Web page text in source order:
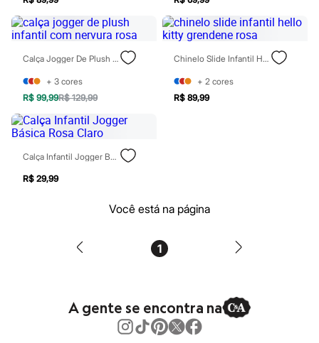
Naruto
Patrulha Canina
Stitch
Beleza
Kits
Perfumes árabes
Novidades
Cabelos
Condicionador
Escovas e Pentes
Finalizadores
Shampoo
Cuidados com o corpo
Cuidados com o rosto
Maquiagens
Calça Jogger De Plush Infantil Com Nervura Rosa
+ 3 cores
R$ 99,99R$ 129,99
Chinelo Slide Infantil Hello Kitty Grendene Rosa
+ 2 cores
R$ 89,99
Calça Infantil Jogger Básica Rosa Claro
R$ 29,99
Você está na página
1
A gente se encontra na